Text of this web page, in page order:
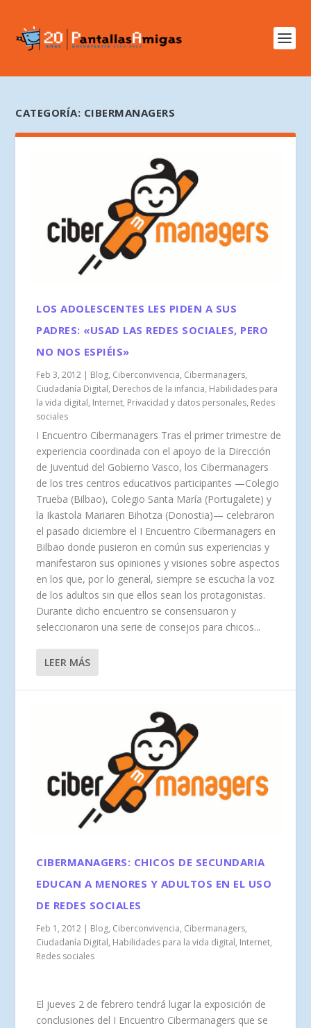
CATEGORÍA: CIBERMANAGERS
LOS ADOLESCENTES LES PIDEN A SUS
PADRES: «USAD LAS REDES SOCIALES, PERO
NO NOS ESPIÉIS»
Feb 3, 2012 | Blog, Ciberconvivencia, Cibermanagers,
Ciudadanía Digital, Derechos de la infancia, Habilidades para
la vida digital, Internet, Privacidad y datos personales, Redes
sociales
I Encuentro Cibermanagers Tras el primer trimestre de
experiencia coordinada con el apoyo de la Dirección
de Juventud del Gobierno Vasco, los Cibermanagers
de los tres centros educativos participantes —Colegio
Trueba (Bilbao), Colegio Santa María (Portugalete) y
la Ikastola Mariaren Bihotza (Donostia)— celebraron
el pasado diciembre el I Encuentro Cibermanagers en
Bilbao donde pusieron en común sus experiencias y
manifestaron sus opiniones y visiones sobre aspectos
en los que, por lo general, siempre se escucha la voz
de los adultos sin que ellos sean los protagonistas.
Durante dicho encuentro se consensuaron y
seleccionaron una serie de consejos para chicos...
LEER MÁS
CIBERMANAGERS: CHICOS DE SECUNDARIA
EDUCAN A MENORES Y ADULTOS EN EL USO
DE REDES SOCIALES
Feb 1, 2012 | Blog, Ciberconvivencia, Cibermanagers,
Ciudadanía Digital, Habilidades para la vida digital, Internet,
Redes sociales
El jueves 2 de febrero tendrá lugar la exposición de
conclusiones del I Encuentro Cibermanagers que se